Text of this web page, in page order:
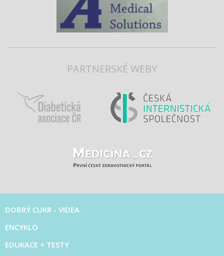
PARTNERSKÉ WEBY
DOBRÝ CUKR - VIDEA
ENCYKLO
EDUKACE + TESTY